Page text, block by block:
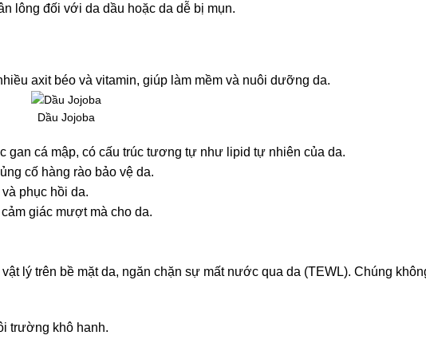
lông đối với da dầu hoặc da dễ bị mụn.
axit béo và vitamin, giúp làm mềm và nuôi dưỡng da.
Dầu Jojoba
gan cá mập, có cấu trúc tương tự như lipid tự nhiên của da.
cố hàng rào bảo vệ da.
phục hồi da.
giác mượt mà cho da.
lý trên bề mặt da, ngăn chặn sự mất nước qua da (TEWL). Chúng
trường khô hanh.